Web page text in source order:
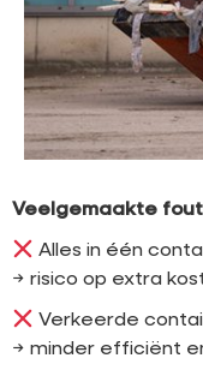
Veelgemaakte
Alles in één
→ risico op extra
Verkeerde
→ minder efficiënt